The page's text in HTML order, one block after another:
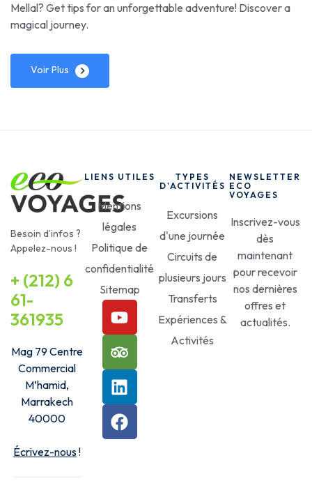
Mellal? Get tips for an unforgettable adventure! Discover a
magical journey.
Voir Plus
Besoin d’infos ?
Appelez-nous !
+ (212) 6
61-
361935
Mag 79 Centre
Commercial
M’hamid,
Marrakech
40000
Écrivez-nous!
LIENS UTILES
Mentions
légales
Politique de
confidentialité
Sitemap
TYPES
D'ACTIVITÉS
Excursions
d'une journée
Circuits de
plusieurs jours
Transferts
Expériences &
Activités
NEWSLETTER
ECO
VOYAGES
Inscrivez-vous
dès
maintenant
pour recevoir
nos dernières
offres et
actualités.